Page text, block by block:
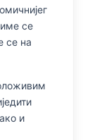
се
се на
и